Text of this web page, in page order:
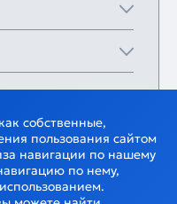
собственные,
пользования сайтом
навигации по нашему
по нему,